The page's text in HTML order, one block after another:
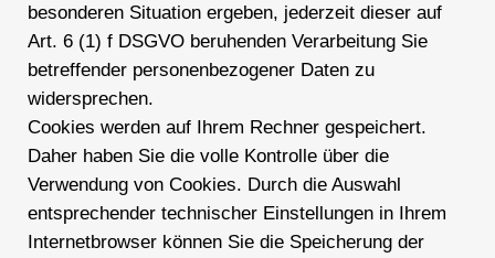
besonderen Situation ergeben, jederzeit dieser auf
Art. 6 (1) f DSGVO beruhenden Verarbeitung Sie
betreffender personenbezogener Daten zu
widersprechen.
Cookies werden auf Ihrem Rechner gespeichert.
Daher haben Sie die volle Kontrolle über die
Verwendung von Cookies. Durch die Auswahl
entsprechender technischer Einstellungen in Ihrem
Internetbrowser können Sie die Speicherung der